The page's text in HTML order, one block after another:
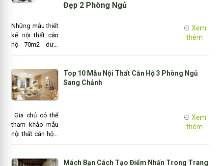
i
g
Đẹp 2 Phòng Ngủ
Những mẫu thiết
kế nội thất căn
hộ 70m2 dưới
đây sẽ giúp cho
được ý tưởng bố
trí công năng
ngôi nhà được
khoa học, tinh tế
tiện nghi, phù
hợp với mong
muốn từng gia
chủ.
Xem
thêm
Top 10 Mẫu Nội Thất Căn Hộ 3 Phòng Ngủ
Sang Chảnh
Gia chủ có thể
tham khảo mẫu
nội thất căn hộ 3
phòng ngủ trang
phòng khách,
Xem
thêm
Mách Bạn Cách Tạo Điểm Nhấn Trong Trang